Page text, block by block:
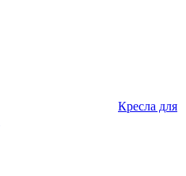
Кресла для